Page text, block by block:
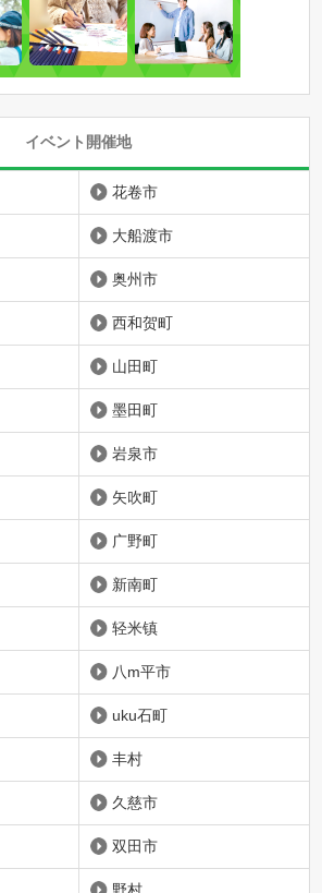
イベント開催地
花卷市
大船渡市
奥州市
西和贺町
山田町
墨田町
岩泉市
矢吹町
广野町
新南町
轻米镇
八m平市
uku石町
丰村
久慈市
双田市